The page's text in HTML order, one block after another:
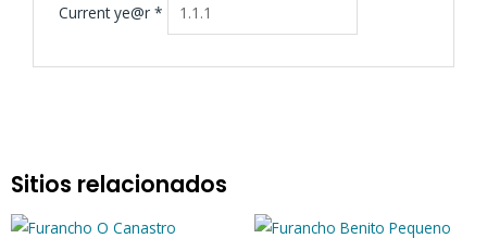
Current ye@r *
Sitios relacionados